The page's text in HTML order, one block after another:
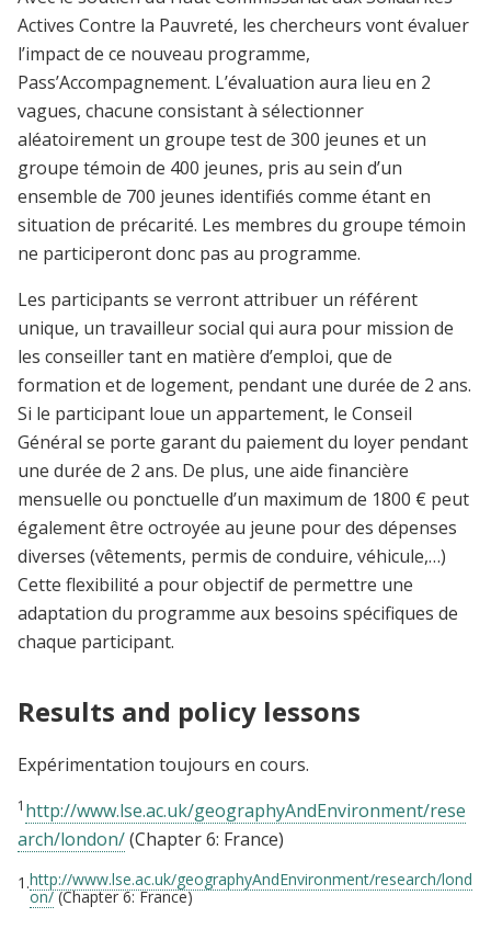
Actives Contre la Pauvreté, les chercheurs vont évaluer
l’impact de ce nouveau programme,
Pass’Accompagnement. L’évaluation aura lieu en 2
vagues, chacune consistant à sélectionner
aléatoirement un groupe test de 300 jeunes et un
groupe témoin de 400 jeunes, pris au sein d’un
ensemble de 700 jeunes identifiés comme étant en
situation de précarité. Les membres du groupe témoin
ne participeront donc pas au programme.
Les participants se verront attribuer un référent
unique, un travailleur social qui aura pour mission de
les conseiller tant en matière d’emploi, que de
formation et de logement, pendant une durée de 2 ans.
Si le participant loue un appartement, le Conseil
Général se porte garant du paiement du loyer pendant
une durée de 2 ans. De plus, une aide financière
mensuelle ou ponctuelle d’un maximum de 1800 € peut
également être octroyée au jeune pour des dépenses
diverses (vêtements, permis de conduire, véhicule,…)
Cette flexibilité a pour objectif de permettre une
adaptation du programme aux besoins spécifiques de
chaque participant.
Results and policy lessons
Expérimentation toujours en cours.
1 http://www.lse.ac.uk/geographyAndEnvironment/rese
arch/london/(Chapter 6: France)
1.http://www.lse.ac.uk/geographyAndEnvironment/research/lond
on/(Chapter 6: France)